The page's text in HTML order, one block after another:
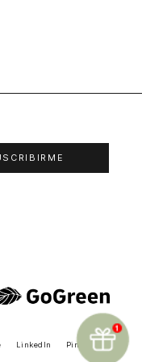
LinkedIn Pinterest